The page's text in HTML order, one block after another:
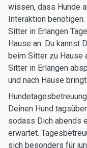
wissen, dass Hunde
Interaktion
Sitter in Erlangen
Hause an. Du kannst
beim Sitter zu Hause
Sitter in Erlangen
und nach Hause bringt.
Deinen Hund
sodass Dich abends
erwartet.
sich besonders für